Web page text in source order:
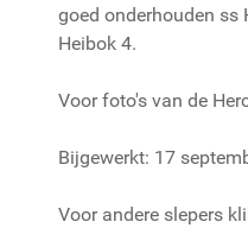
goed onderhouden ss
Heibok 4.
Voor foto's van de
Bijgewerkt: 17
Voor andere slepers